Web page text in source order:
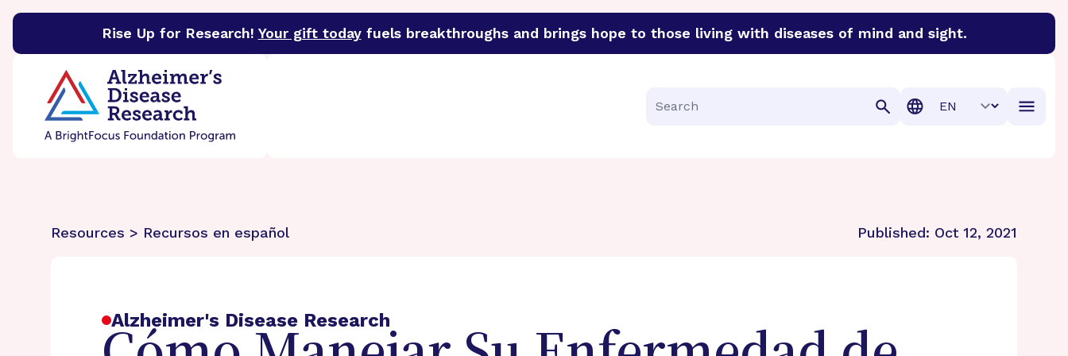
Rise Up for Research! Your gift todayfuels breakthroughs and brings hope to those living with diseases of mind and sight.
BrightFocus FoundationBrightFocus is a premier funder of groundbreaking research in an urgent effort to discover cures for Alzheimer’s disease, macular
Search
Translation
Resources > Recursos en español Published: Oct 12, 2021
Alzheimer's Disease Research